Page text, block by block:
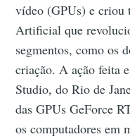
vídeo (GPUs) e criou
Artificial que
segmentos, como os
criação. A ação feita
Studio, do Rio de
das GPUs GeForce
os computadores em